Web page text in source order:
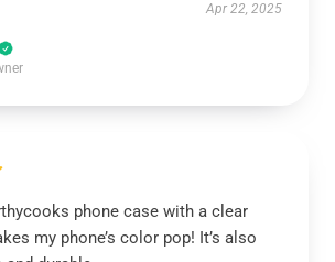
Apr 22, 2025
phone case with a clear
my phone’s color pop! It’s also